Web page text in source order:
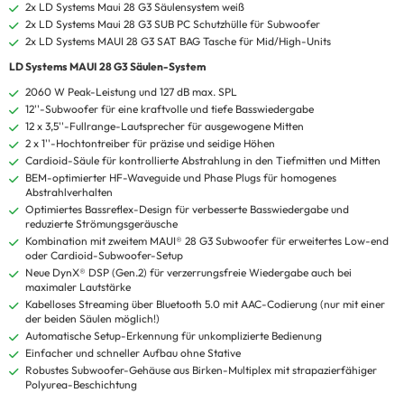
2x LD Systems Maui 28 G3 Säulensystem weiß
2x LD Systems Maui 28 G3 SUB PC Schutzhülle für Subwoofer
2x LD Systems MAUI 28 G3 SAT BAG Tasche für Mid/High-Units
LD Systems MAUI 28 G3 Säulen-System
2060 W Peak-Leistung und 127 dB max. SPL
12''-Subwoofer für eine kraftvolle und tiefe Basswiedergabe
12 x 3,5''-Fullrange-Lautsprecher für ausgewogene Mitten
2 x 1''-Hochtontreiber für präzise und seidige Höhen
Cardioid-Säule für kontrollierte Abstrahlung in den Tiefmitten und Mitten
BEM-optimierter HF-Waveguide und Phase Plugs für homogenes
Abstrahlverhalten
Optimiertes Bassreflex-Design für verbesserte Basswiedergabe und
reduzierte Strömungsgeräusche
Kombination mit zweitem MAUI® 28 G3 Subwoofer für erweitertes Low-end
oder Cardioid-Subwoofer-Setup
Neue DynX® DSP (Gen.2) für verzerrungsfreie Wiedergabe auch bei
maximaler Lautstärke
Kabelloses Streaming über Bluetooth 5.0 mit AAC-Codierung (nur mit einer
der beiden Säulen möglich!)
Automatische Setup-Erkennung für unkomplizierte Bedienung
Einfacher und schneller Aufbau ohne Stative
Robustes Subwoofer-Gehäuse aus Birken-Multiplex mit strapazierfähiger
Polyurea-Beschichtung